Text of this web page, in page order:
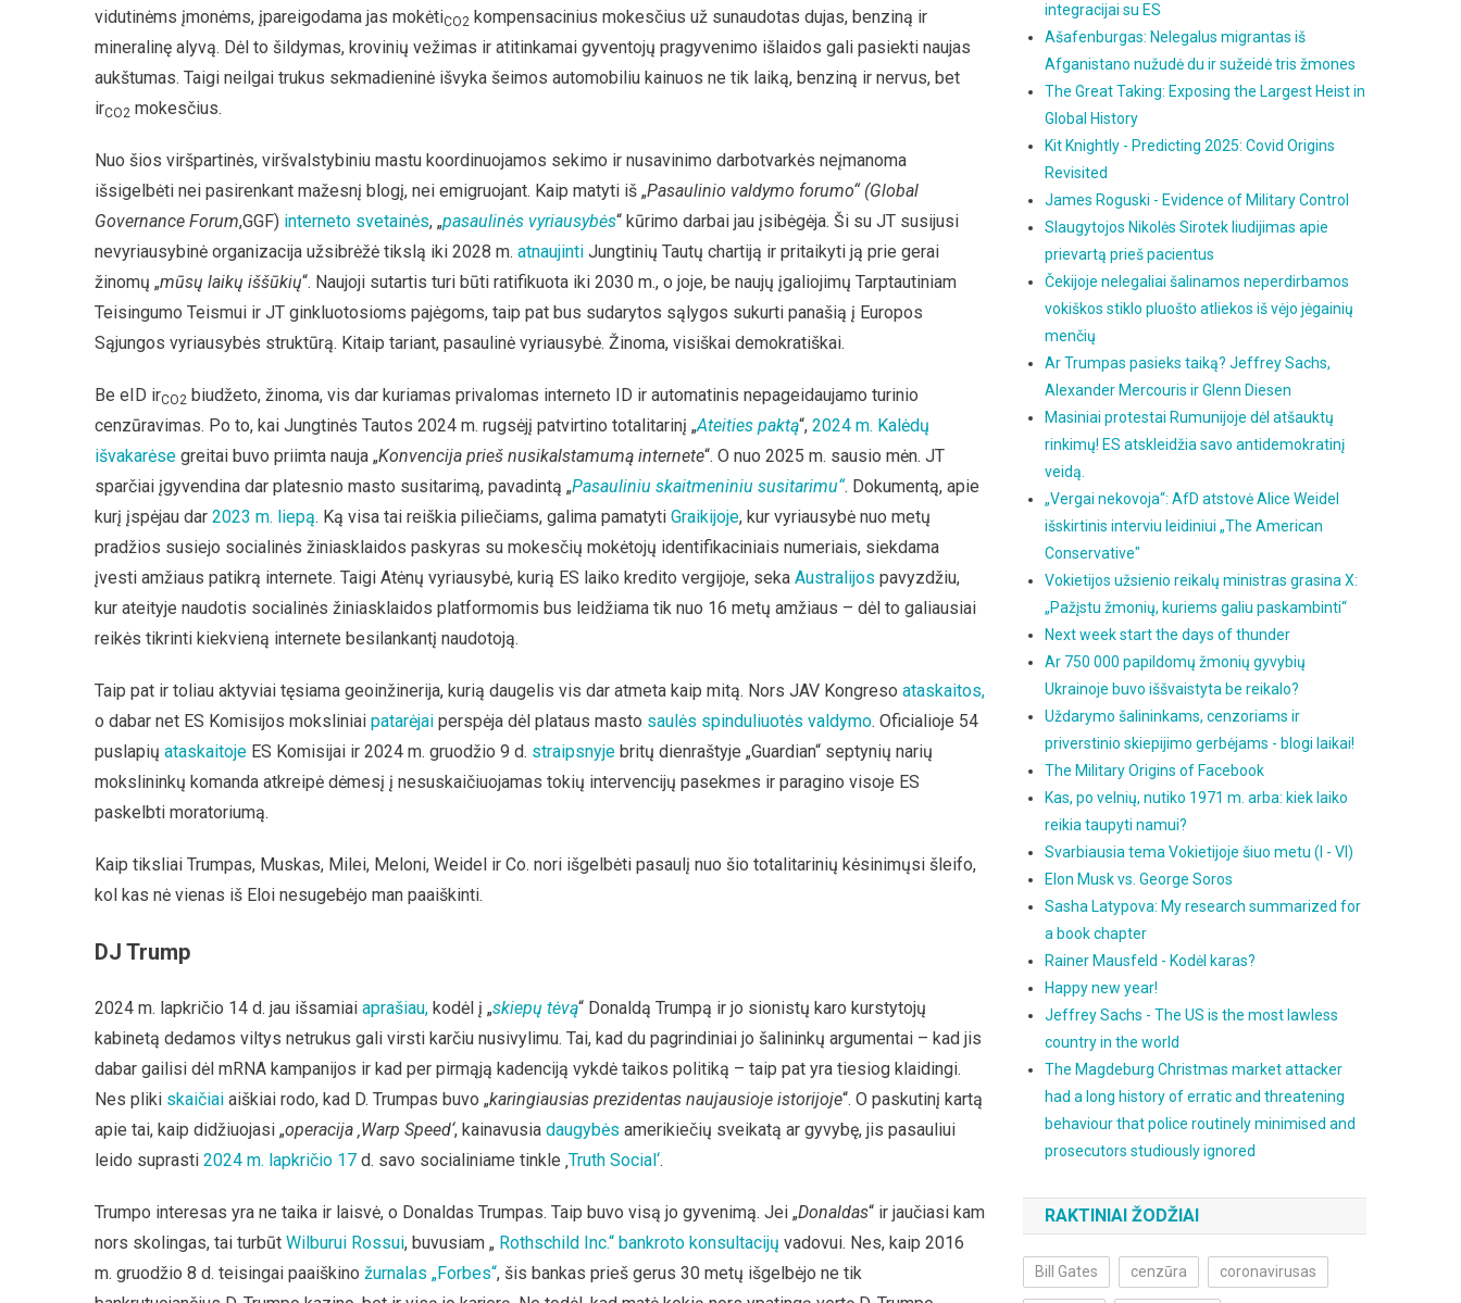
vidutinėms įmonėms, įpareigodama jas mokėtiCO2 kompensacinius mokesčius už sunaudotas dujas, benziną ir
mineralinę alyvą. Dėl to šildymas, krovinių vežimas ir atitinkamai gyventojų pragyvenimo išlaidos gali pasiekti naujas
aukštumas. Taigi neilgai trukus sekmadieninė išvyka šeimos automobiliu kainuos ne tik laiką, benziną ir nervus, bet
irCO2 mokesčius.
Nuo šios viršpartinės, viršvalstybiniu mastu koordinuojamos sekimo ir nusavinimo darbotvarkės neįmanoma
išsigelbėti nei pasirenkant mažesnį blogį, nei emigruojant. Kaip matyti iš „Pasaulinio valdymo forumo“ (Global
Governance Forum,GGF) interneto svetainės, „pasaulinės vyriausybės“ kūrimo darbai jau įsibėgėja. Ši su JT susijusi
nevyriausybinė organizacija užsibrėžė tikslą iki 2028 m. atnaujinti Jungtinių Tautų chartiją ir pritaikyti ją prie gerai
žinomų „mūsų laikų iššūkių“. Naujoji sutartis turi būti ratifikuota iki 2030 m., o joje, be naujų įgaliojimų Tarptautiniam
Teisingumo Teismui ir JT ginkluotosioms pajėgoms, taip pat bus sudarytos sąlygos sukurti panašią į Europos
Sąjungos vyriausybės struktūrą. Kitaip tariant, pasaulinė vyriausybė. Žinoma, visiškai demokratiškai.
Be eID irCO2 biudžeto, žinoma, vis dar kuriamas privalomas interneto ID ir automatinis nepageidaujamo turinio
cenzūravimas. Po to, kai Jungtinės Tautos 2024 m. rugsėjį patvirtino totalitarinį „Ateities paktą“, 2024 m. Kalėdų
išvakarėse greitai buvo priimta nauja „Konvencija prieš nusikalstamumą internete“. O nuo 2025 m. sausio mėn. JT
sparčiai įgyvendina dar platesnio masto susitarimą, pavadintą „Pasauliniu skaitmeniniu susitarimu“. Dokumentą, apie
kurį įspėjau dar 2023 m. liepą. Ką visa tai reiškia piliečiams, galima pamatyti Graikijoje, kur vyriausybė nuo metų
pradžios susiejo socialinės žiniasklaidos paskyras su mokesčių mokėtojų identifikaciniais numeriais, siekdama
įvesti amžiaus patikrą internete. Taigi Atėnų vyriausybė, kurią ES laiko kredito vergijoje, seka Australijos pavyzdžiu,
kur ateityje naudotis socialinės žiniasklaidos platformomis bus leidžiama tik nuo 16 metų amžiaus – dėl to galiausiai
reikės tikrinti kiekvieną internete besilankantį naudotoją.
Taip pat ir toliau aktyviai tęsiama geoinžinerija, kurią daugelis vis dar atmeta kaip mitą. Nors JAV Kongreso ataskaitos,
o dabar net ES Komisijos moksliniai patarėjai perspėja dėl plataus masto saulės spinduliuotės valdymo. Oficialioje 54
puslapių ataskaitoje ES Komisijai ir 2024 m. gruodžio 9 d. straipsnyje britų dienraštyje „Guardian“ septynių narių
mokslininkų komanda atkreipė dėmesį į nesuskaičiuojamas tokių intervencijų pasekmes ir paragino visoje ES
paskelbti moratoriumą.
Kaip tiksliai Trumpas, Muskas, Milei, Meloni, Weidel ir Co. nori išgelbėti pasaulį nuo šio totalitarinių kėsinimųsi šleifo,
kol kas nė vienas iš Eloi nesugebėjo man paaiškinti.
DJ Trump
2024 m. lapkričio 14 d. jau išsamiai aprašiau, kodėl į „skiepų tėvą“ Donaldą Trumpą ir jo sionistų karo kurstytojų
kabinetą dedamos viltys netrukus gali virsti karčiu nusivylimu. Tai, kad du pagrindiniai jo šalininkų argumentai – kad jis
dabar gailisi dėl mRNA kampanijos ir kad per pirmąją kadenciją vykdė taikos politiką – taip pat yra tiesiog klaidingi.
Nes pliki skaičiai aiškiai rodo, kad D. Trumpas buvo „karingiausias prezidentas naujausioje istorijoje“. O paskutinį kartą
apie tai, kaip didžiuojasi „operacija ‚Warp Speed‘, kainavusia daugybės amerikiečių sveikatą ar gyvybę, jis pasauliui
leido suprasti 2024 m. lapkričio 17 d. savo socialiniame tinkle ‚Truth Social‘.
Trumpo interesas yra ne taika ir laisvė, o Donaldas Trumpas. Taip buvo visą jo gyvenimą. Jei „Donaldas“ ir jaučiasi kam
nors skolingas, tai turbūt Wilburui Rossui, buvusiam „ Rothschild Inc.“ bankroto konsultacijų vadovui. Nes, kaip 2016
m. gruodžio 8 d. teisingai paaiškino žurnalas „Forbes“, šis bankas prieš gerus 30 metų išgelbėjo ne tik
integracijai su ES
Ašafenburgas: Nelegalus migrantas iš
Afganistano nužudė du ir sužeidė tris žmones
The Great Taking: Exposing the Largest Heist in
Global History
Kit Knightly - Predicting 2025: Covid Origins
Revisited
James Roguski - Evidence of Military Control
Slaugytojos Nikolės Sirotek liudijimas apie
prievartą prieš pacientus
Čekijoje nelegaliai šalinamos neperdirbamos
vokiškos stiklo pluošto atliekos iš vėjo jėgainių
menčių
Ar Trumpas pasieks taiką? Jeffrey Sachs,
Alexander Mercouris ir Glenn Diesen
Masiniai protestai Rumunijoje dėl atšauktų
rinkimų! ES atskleidžia savo antidemokratinį
veidą.
„Vergai nekovoja“: AfD atstovė Alice Weidel
išskirtinis interviu leidiniui „The American
Conservative"
Vokietijos užsienio reikalų ministras grasina X:
„Pažįstu žmonių, kuriems galiu paskambinti“
Next week start the days of thunder
Ar 750 000 papildomų žmonių gyvybių
Ukrainoje buvo iššvaistyta be reikalo?
Uždarymo šalininkams, cenzoriams ir
priverstinio skiepijimo gerbėjams - blogi laikai!
The Military Origins of Facebook
Kas, po velnių, nutiko 1971 m. arba: kiek laiko
reikia taupyti namui?
Svarbiausia tema Vokietijoje šiuo metu (I - VI)
Elon Musk vs. George Soros
Sasha Latypova: My research summarized for
a book chapter
Rainer Mausfeld - Kodėl karas?
Happy new year!
Jeffrey Sachs - The US is the most lawless
country in the world
The Magdeburg Christmas market attacker
had a long history of erratic and threatening
behaviour that police routinely minimised and
prosecutors studiously ignored
RAKTINIAI ŽODŽIAI
Bill Gates cenzūra coronavirusas